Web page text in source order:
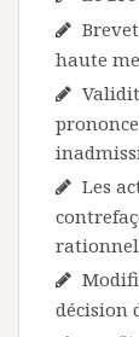
haute
Les
décision